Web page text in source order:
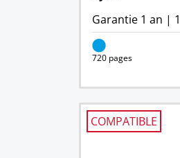
Garantie 1 an |
720 pages
COMPATIBLE